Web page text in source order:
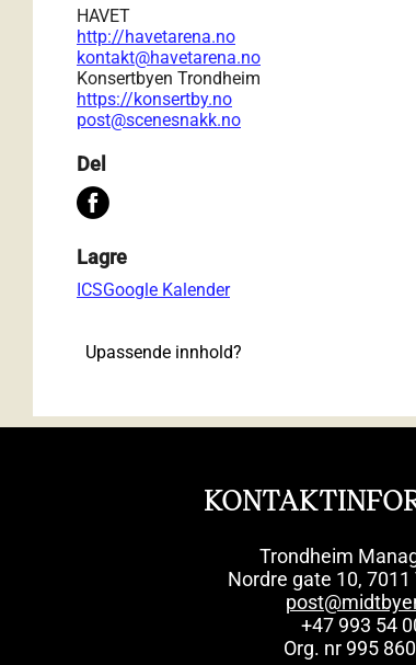
HAVET
http://havetarena.no
kontakt@havetarena.no
Konsertbyen Trondheim
https://konsertby.no
post@scenesnakk.no
Del
Lagre
ICSGoogle Kalender
Upassende innhold?
Trondheim
Nordre gate 10,
+47 993 54
Org. nr 995